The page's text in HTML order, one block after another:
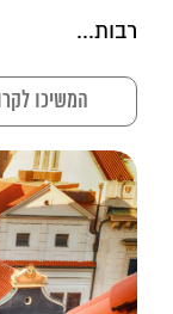
רבות...
המשיכו